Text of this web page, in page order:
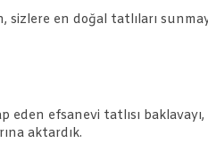
en doğal tatlıları
efsanevi tatlısı
aktardık.